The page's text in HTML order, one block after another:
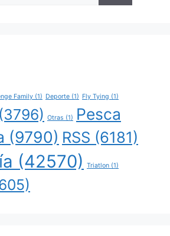
Family (1) Deporte (1) Fly Tying (1)
(3796) Otras (1)
Pesca
(9790) RSS (6181)
(42570) Triatlon (1)